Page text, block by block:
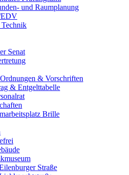
und Raumplanung
Technik
Senat
& Vorschriften
& Entgelttabelle
Brille
Straße